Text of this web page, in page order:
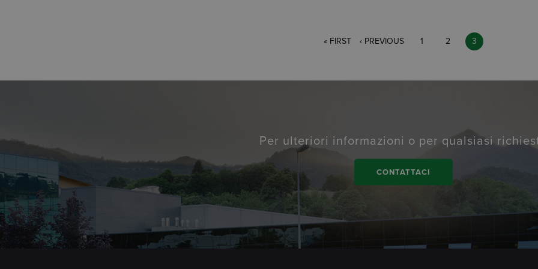
PRIMA
« FIRST
PAGINA
‹ PREVIOUS PAGE
1 PAGE
2 PAGE
3
Per ulteriori informazioni o per qualsiasi
CONTATTACI